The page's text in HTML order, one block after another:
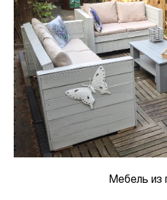
Мебель из